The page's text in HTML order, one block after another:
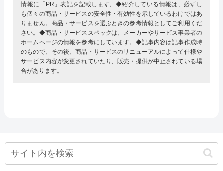
情報に「PR」表記を記載します。◆紹介している情報は、必ずし
も個々の商品・サービスの安全性・有効性を示しているわけではあ
りません。商品・サービスを選ぶときの参考情報としてご利用くだ
さい。◆商品・サービススペックは、メーカーやサービス事業者の
ホームページの情報を参考にしています。◆記事内容は記事作成時
のもので、その後、商品・サービスのリニューアルによって仕様や
サービス内容が変更されていたり、販売・提供が中止されている場
合があります。